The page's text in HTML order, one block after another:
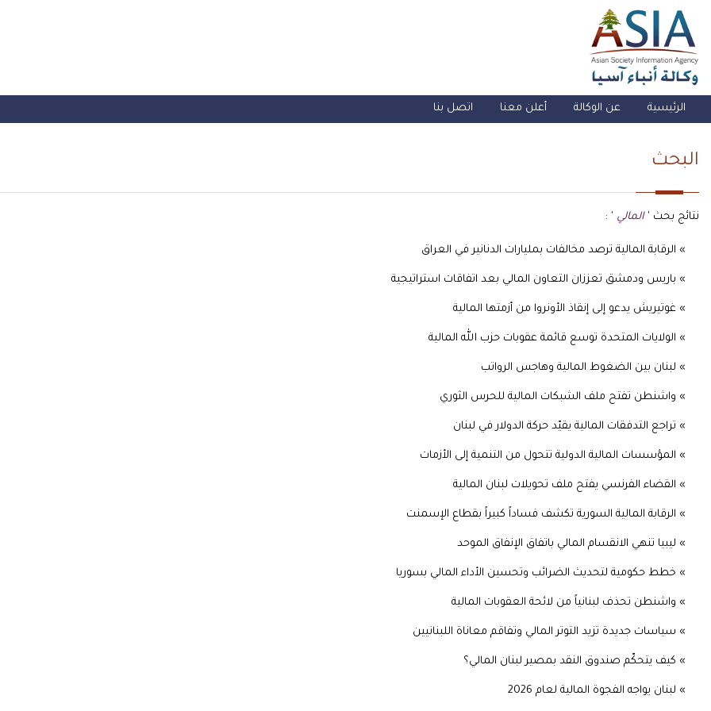
الرئيسية عن الوكالة أعلن معنا اتصل بنا
البحث
نتائج بحث 'المالي ' :
» الرقابة المالية ترصد مخالفات بمليارات الدنانير في العراق
» باريس ودمشق تعززان التعاون المالي بعد اتفاقات استراتيجية
» غوتيريش يدعو إلى إنقاذ الأونروا من أزمتها المالية
» الولايات المتحدة توسع قائمة عقوبات حزب الله المالية
» لبنان بين الضغوط المالية وهاجس الرواتب
» واشنطن تفتح ملف الشبكات المالية للحرس الثوري
» تراجع التدفقات المالية يقيّد حركة الدولار في لبنان
» المؤسسات المالية الدولية تتحول من التنمية إلى الأزمات
» القضاء الفرنسي يفتح ملف تحويلات لبنان المالية
» الرقابة المالية السورية تكشف فساداً كبيراً بقطاع الإسمنت
» ليبيا تنهي الانقسام المالي باتفاق الإنفاق الموحد
» خطط حكومية لتحديث الضرائب وتحسين الأداء المالي بسوريا
» واشنطن تحذف لبنانياً من لائحة العقوبات المالية
» سياسات جديدة تزيد التوتر المالي وتفاقم معاناة اللبنانيين
» كيف يتحكّم صندوق النقد بمصير لبنان المالي؟
» لبنان يواجه الفجوة المالية لعام 2026